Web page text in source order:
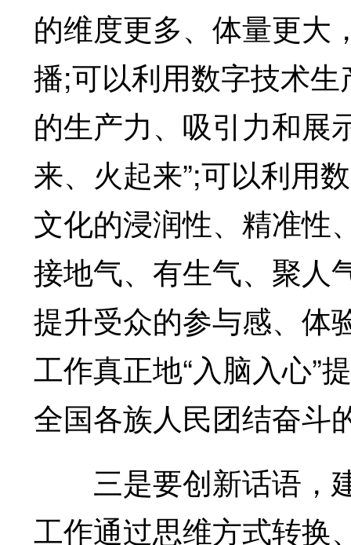
的维度更多、体量更大
播;可以利用数字技术
的生产力、吸引力和展
来、火起来”;可以利用
文化的浸润性、精准性
接地气、有生气、聚人
提升受众的参与感、体
工作真正地“入脑入心”
全国各族人民团结奋斗
三是要创新话语，
工作通过思维方式转换